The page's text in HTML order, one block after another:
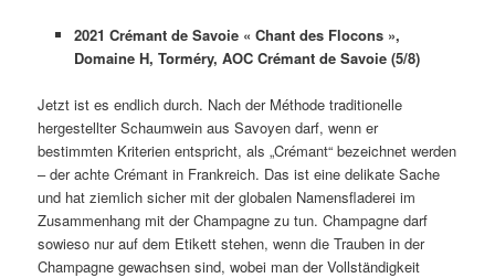
2021 Crémant de Savoie « Chant des Flocons »,
Domaine H, Torméry, AOC Crémant de Savoie (5/8)
Jetzt ist es endlich durch. Nach der Méthode traditionelle
hergestellter Schaumwein aus Savoyen darf, wenn er
bestimmten Kriterien entspricht, als „Crémant“ bezeichnet werden
– der achte Crémant in Frankreich. Das ist eine delikate Sache
und hat ziemlich sicher mit der globalen Namensfladerei im
Zusammenhang mit der Champagne zu tun. Champagne darf
sowieso nur auf dem Etikett stehen, wenn die Trauben in der
Champagne gewachsen sind, wobei man der Vollständigkeit